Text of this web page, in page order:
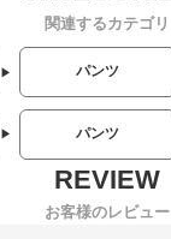
関連するカテゴリ
パンツ
パンツ
お客様のレビュー